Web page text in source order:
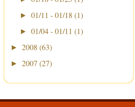
► 01/11 - 01/18 (1)
► 01/04 - 01/11 (1)
► 2008 (63)
► 2007 (27)